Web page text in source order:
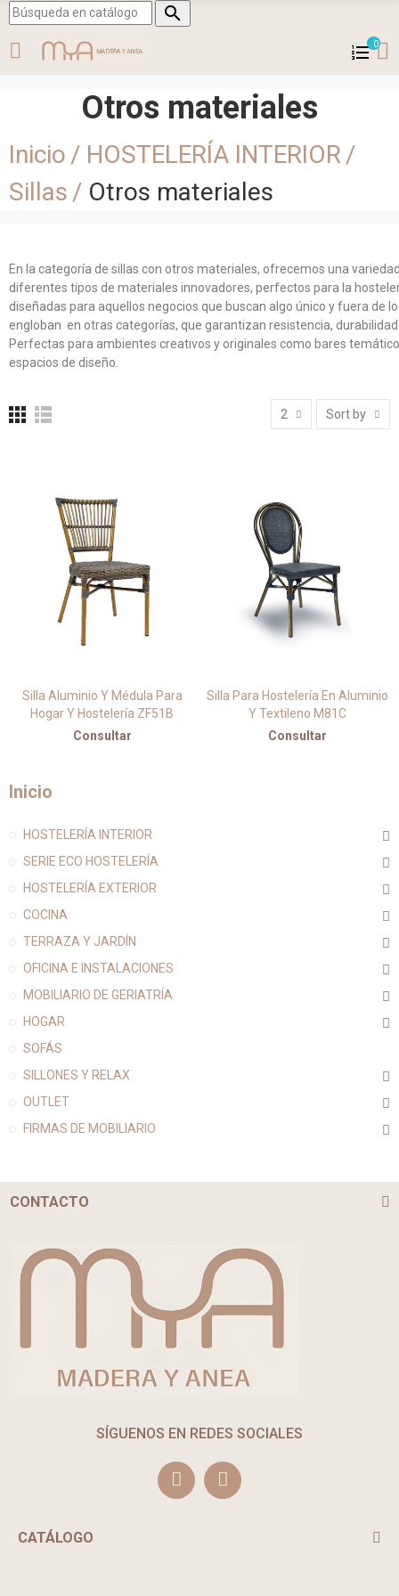

0
Otros materiales
Inicio
HOSTELERÍA INTERIOR
Sillas
Otros materiales
En la categoría de sillas con otros materiales, ofrecemos una
diferentes tipos de materiales innovadores, perfectos para la
diseñadas para aquellos negocios que buscan algo único y fuera de
engloban en otras categorías, que garantizan resistencia,
Perfectas para ambientes creativos y originales como bares
espacios de diseño.
2 Sort by
Silla Aluminio Y Médula Para
Hogar Y Hostelería ZF51B
Consultar
Silla Para Hostelería En Aluminio
Y Textileno M81C
Consultar
Inicio
HOSTELERÍA INTERIOR
SERIE ECO HOSTELERÍA
HOSTELERÍA EXTERIOR
COCINA
TERRAZA Y JARDÍN
OFICINA E INSTALACIONES
MOBILIARIO DE GERIATRÍA
HOGAR
SOFÁS
SILLONES Y RELAX
OUTLET
FIRMAS DE MOBILIARIO
CONTACTO
SÍGUENOS EN REDES SOCIALES
CATÁLOGO